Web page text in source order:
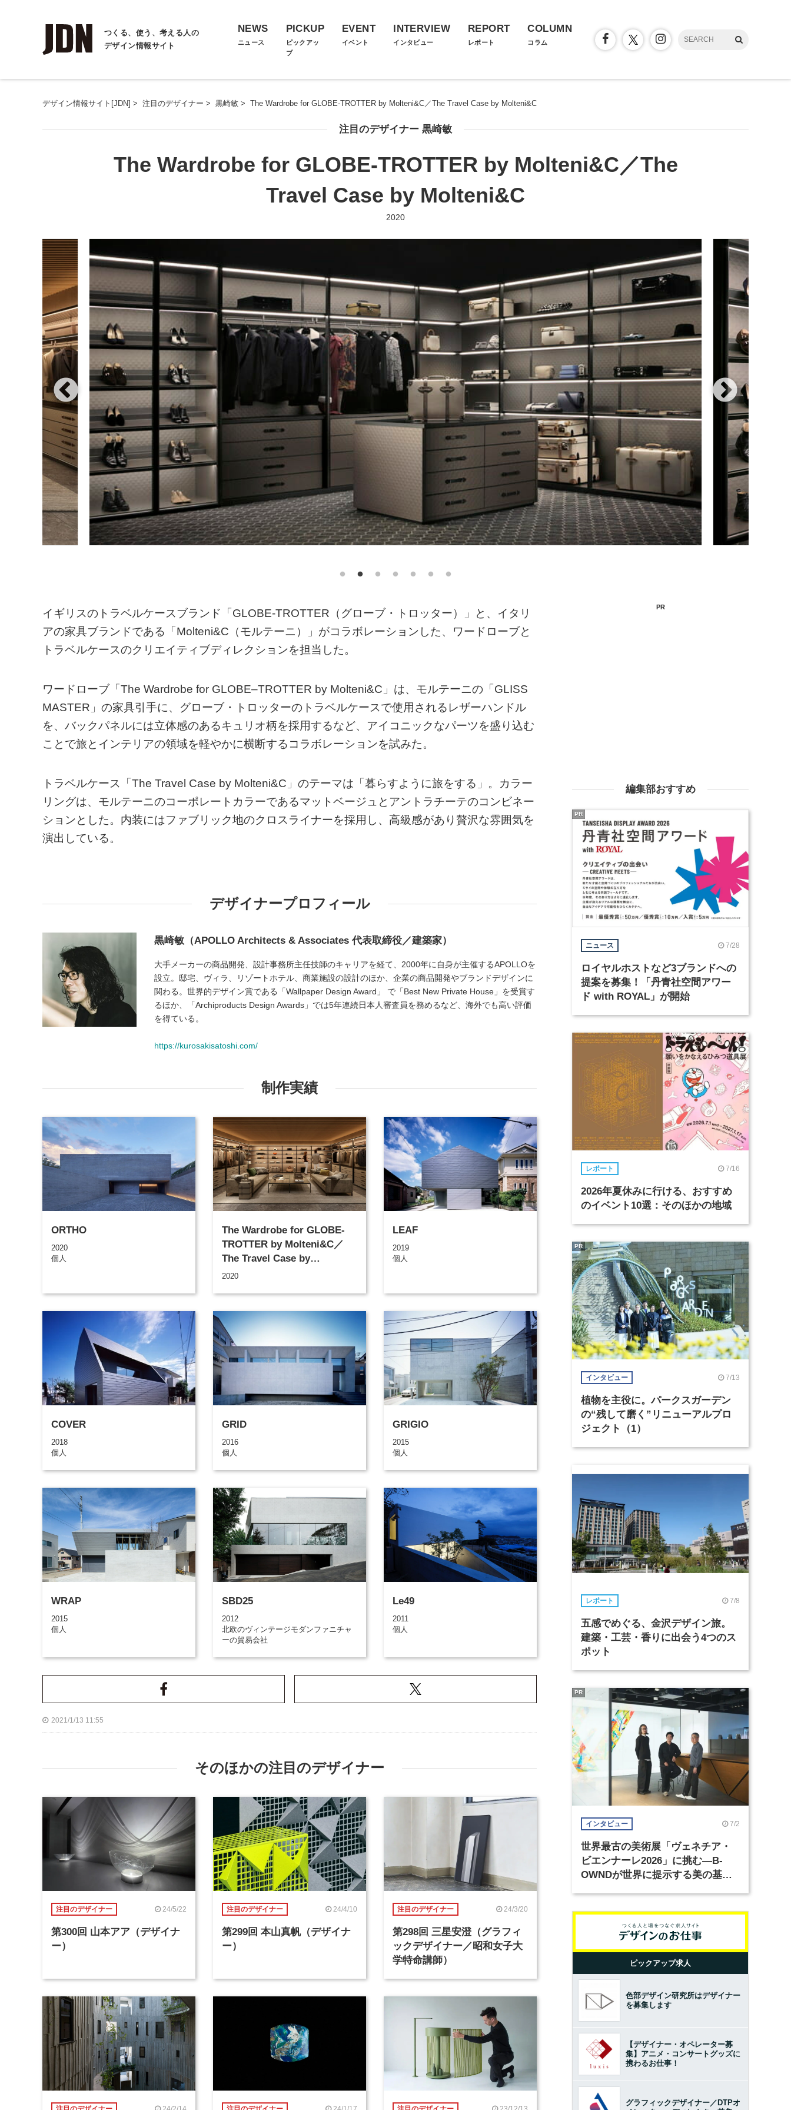
つくる、使う、考える人の
デザイン情報サイト
NEWS
ニュース
PICKUP
ピックアッ
プ
EVENT
イベント
INTERVIEW
インタビュー
REPORT
レポート
COLUMN
コラム
デザイン情報サイト[JDN] > 注目のデザイナー > 黒崎敏 > The Wardrobe for GLOBE-TROTTER by Molteni&C／The Travel Case by Molteni&C
注目のデザイナー 黒崎敏
The Wardrobe for GLOBE-TROTTER by Molteni&C／The
Travel Case by Molteni&C
2020
イギリスのトラベルケースブランド「GLOBE-TROTTER（グローブ・トロッター）」と、イタリ
アの家具ブランドである「Molteni&C（モルテーニ）」がコラボレーションした、ワードローブと
トラベルケースのクリエイティブディレクションを担当した。
ワードローブ「The Wardrobe for GLOBE‒TROTTER by Molteni&C」は、モルテーニの「GLISS
MASTER」の家具引手に、グローブ・トロッターのトラベルケースで使用されるレザーハンドル
を、バックパネルには立体感のあるキュリオ柄を採用するなど、アイコニックなパーツを盛り込む
ことで旅とインテリアの領域を軽やかに横断するコラボレーションを試みた。
トラベルケース「The Travel Case by Molteni&C」のテーマは「暮らすように旅をする」。カラー
リングは、モルテーニのコーポレートカラーであるマットベージュとアントラチーテのコンビネー
ションとした。内装にはファブリック地のクロスライナーを採用し、高級感があり贅沢な雰囲気を
演出している。
デザイナープロフィール
黒崎敏（APOLLO Architects & Associates 代表取締役／建築家）
大手メーカーの商品開発、設計事務所主任技師のキャリアを経て、2000年に自身が主催するAPOLLOを
設立。邸宅、ヴィラ、リゾートホテル、商業施設の設計のほか、企業の商品開発やブランドデザインに
関わる。世界的デザイン賞である「Wallpaper Design Award」 で「Best New Private House」を受賞す
るほか、「Archiproducts Design Awards」では5年連続日本人審査員を務めるなど、海外でも高い評価
を得ている。
https://kurosakisatoshi.com/
制作実績
ORTHO
2020
個人
The Wardrobe for GLOBE-
TROTTER by Molteni&C／
The Travel Case by
Molteni&C
2020
LEAF
2019
個人
COVER
2018
個人
GRID
2016
個人
GRIGIO
2015
個人
WRAP
2015
個人
SBD25
2012
北欧のヴィンテージモダンファニチャ
ーの貿易会社
Le49
2011
個人
2021/1/13 11:55
そのほかの注目のデザイナー
注目のデザイナー 24/5/22
第300回 山本アア（デザイナ
ー）
注目のデザイナー 24/4/10
第299回 本山真帆（デザイナ
ー）
注目のデザイナー 24/3/20
第298回 三星安澄（グラフィ
ックデザイナー／昭和女子大
学特命講師）
PR
編集部おすすめ
ニュース 7/28
ロイヤルホストなど3ブランドへの
提案を募集！「丹青社空間アワー
ド with ROYAL」が開始
PR
レポート 7/16
2026年夏休みに行ける、おすすめ
のイベント10選：そのほかの地域
インタビュー 7/13
植物を主役に。パークスガーデン
の“残して磨く”リニューアルプロ
ジェクト（1）
PR
レポート 7/8
五感でめぐる、金沢デザイン旅。
建築・工芸・香りに出会う4つのス
ポット
インタビュー 7/2
世界最古の美術展「ヴェネチア・
ビエンナーレ2026」に挑む―B-
OWNDが世界に提示する美の基準
PR
ピックアップ求人
色部デザイン研究所はデザイナー
を募集します
【デザイナー・オペレーター募
集】アニメ・コンサートグッズに
携わるお仕事！
グラフィックデザイナー／DTPオ